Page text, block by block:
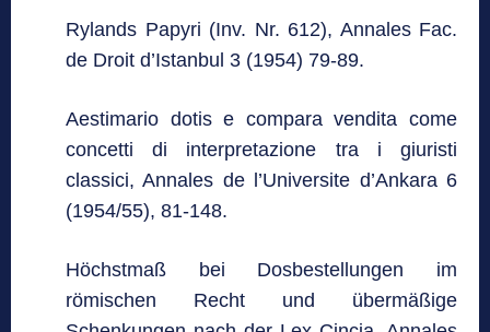
Rylands Papyri (Inv. Nr. 612), Annales Fac.
de Droit d’Istanbul 3 (1954) 79-89.
Aestimario dotis e compara vendita come
concetti di interpretazione tra i giuristi
classici, Annales de l’Universite d’Ankara 6
(1954/55), 81-148.
Höchstmaß bei Dosbestellungen im
römischen Recht und übermäßige